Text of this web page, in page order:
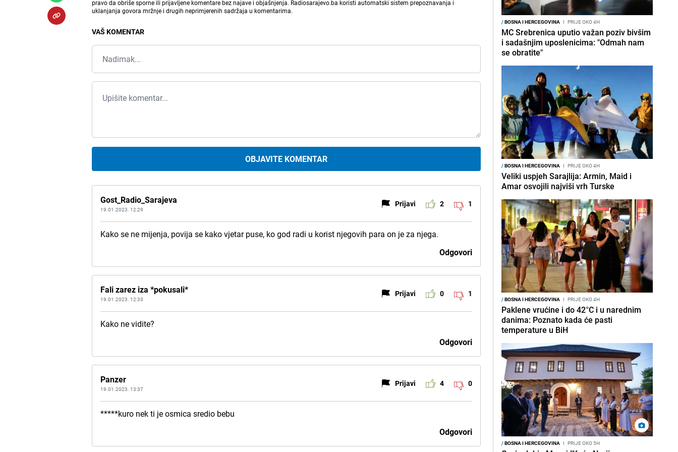
pravo da obriše sporne ili prijavljene komentare bez najave i objašnjenja. Radiosarajevo.ba koristi automatski sistem prepoznavanja i
uklanjanja govora mržnje i drugih neprimjerenih sadržaja u komentarima.
VAŠ KOMENTAR
OBJAVITE KOMENTAR
Gost_Radio_Sarajeva
19.01.2023. 12:29
Prijavi 2 1
Kako se ne mijenja, povija se kako vjetar puse, ko god radi u korist njegovih para on je za njega.
Odgovori
Fali zarez iza *pokusali*
19.01.2023. 12:33
Prijavi 0 1
Kako ne vidite?
Odgovori
Panzer
19.01.2023. 13:37
Prijavi 4 0
*****kuro nek ti je osmica sredio bebu
Odgovori
/BOSNA I HERCEGOVINA I PRIJE OKO 4H
MC Srebrenica uputio važan poziv bivšim
i sadašnjim uposlenicima: "Odmah nam
se obratite"
/BOSNA I HERCEGOVINA I PRIJE OKO 4H
Veliki uspjeh Sarajlija: Armin, Maid i
Amar osvojili najviši vrh Turske
/BOSNA I HERCEGOVINA I PRIJE OKO 4H
Paklene vrućine i do 42°C i u narednim
danima: Poznato kada će pasti
temperature u BiH
/BOSNA I HERCEGOVINA I PRIJE OKO 5H